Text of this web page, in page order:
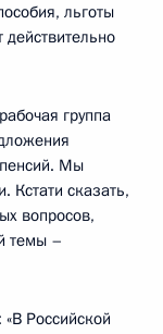
льготы
действительно
группа
пенсий. Мы
Кстати сказать,
вопросов,
темы –
Российской